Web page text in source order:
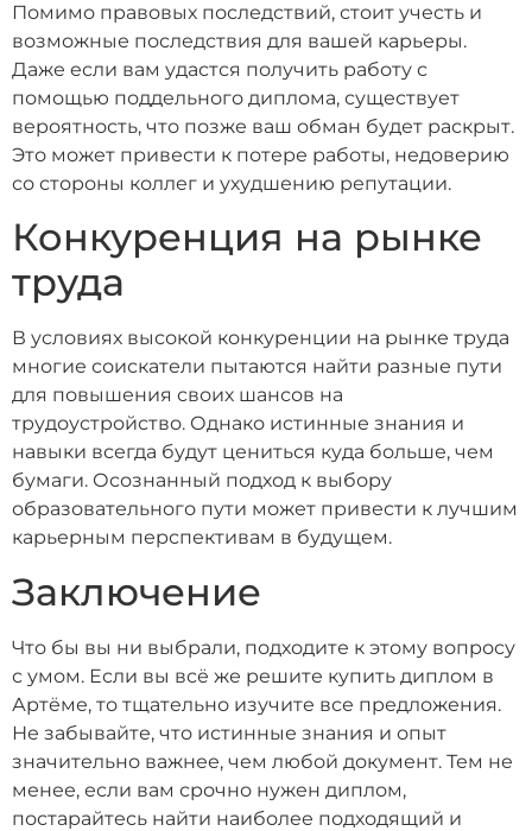
Помимо правовых последствий, стоит учесть и
возможные последствия для вашей карьеры.
Даже если вам удастся получить работу с
помощью поддельного диплома, существует
вероятность, что позже ваш обман будет раскрыт.
Это может привести к потере работы, недоверию
со стороны коллег и ухудшению репутации.
Конкуренция на рынке
труда
В условиях высокой конкуренции на рынке труда
многие соискатели пытаются найти разные пути
для повышения своих шансов на
трудоустройство. Однако истинные знания и
навыки всегда будут цениться куда больше, чем
бумаги. Осознанный подход к выбору
образовательного пути может привести к лучшим
карьерным перспективам в будущем.
Заключение
Что бы вы ни выбрали, подходите к этому вопросу
с умом. Если вы всё же решите купить диплом в
Артёме, то тщательно изучите все предложения.
Не забывайте, что истинные знания и опыт
значительно важнее, чем любой документ. Тем не
менее, если вам срочно нужен диплом,
постарайтесь найти наиболее подходящий и